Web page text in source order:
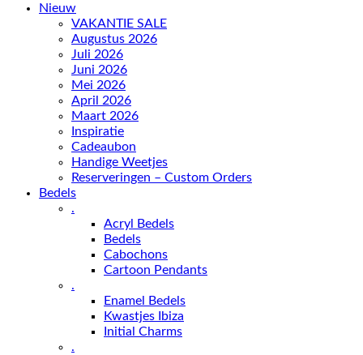
Nieuw
VAKANTIE SALE
Augustus 2026
Juli 2026
Juni 2026
Mei 2026
April 2026
Maart 2026
Inspiratie
Cadeaubon
Handige Weetjes
Reserveringen – Custom Orders
Bedels
.
Acryl Bedels
Bedels
Cabochons
Cartoon Pendants
.
Enamel Bedels
Kwastjes Ibiza
Initial Charms
.